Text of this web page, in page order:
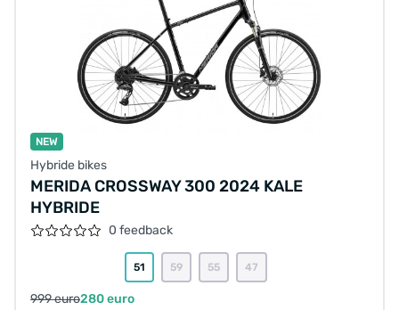
NEW
Hybride bikes
MERIDA CROSSWAY 300 2024 KALE
HYBRIDE
0 feedback
51 59 55 47
999 euro280 euro